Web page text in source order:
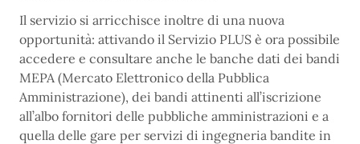
Il servizio si arricchisce inoltre di una nuova
opportunità: attivando il Servizio PLUS è ora possibile
accedere e consultare anche le banche dati dei bandi
MEPA (Mercato Elettronico della Pubblica
Amministrazione), dei bandi attinenti all’iscrizione
all’albo fornitori delle pubbliche amministrazioni e a
quella delle gare per servizi di ingegneria bandite in